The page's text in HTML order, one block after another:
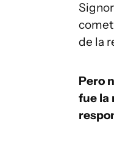
de la
Pero
fue la